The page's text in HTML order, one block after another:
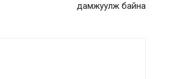
дамжуулж байна